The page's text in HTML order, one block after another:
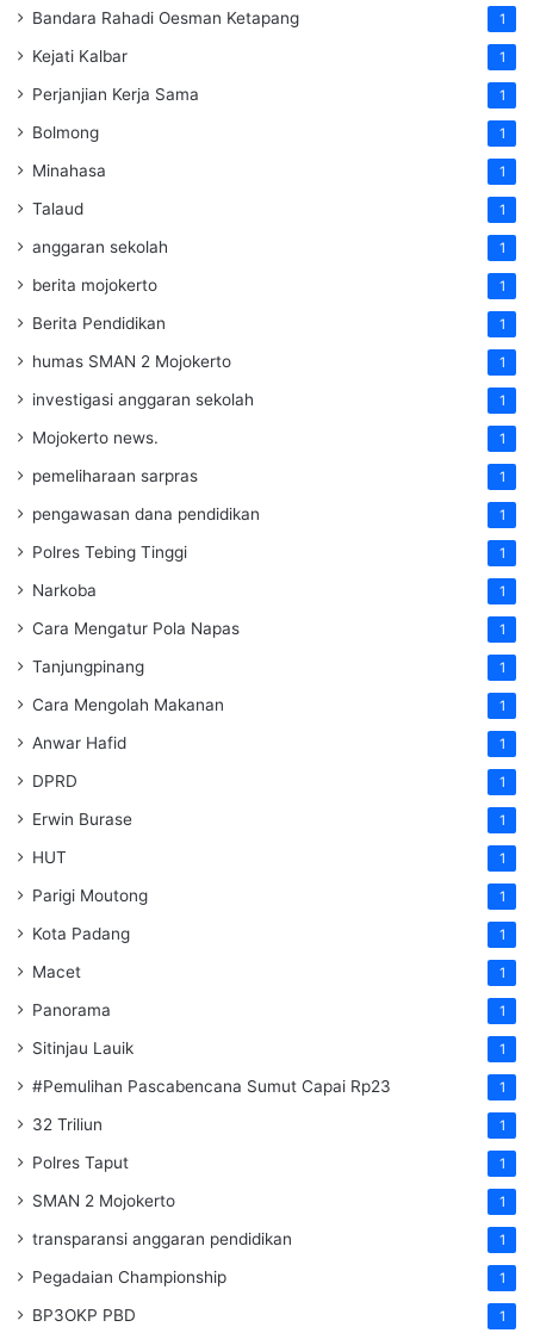
Bandara Rahadi Oesman Ketapang 1
Kejati Kalbar 1
Perjanjian Kerja Sama 1
Bolmong 1
Minahasa 1
Talaud 1
anggaran sekolah 1
berita mojokerto 1
Berita Pendidikan 1
humas SMAN 2 Mojokerto 1
investigasi anggaran sekolah 1
Mojokerto news. 1
pemeliharaan sarpras 1
pengawasan dana pendidikan 1
Polres Tebing Tinggi 1
Narkoba 1
Cara Mengatur Pola Napas 1
Tanjungpinang 1
Cara Mengolah Makanan 1
Anwar Hafid 1
DPRD 1
Erwin Burase 1
HUT 1
Parigi Moutong 1
Kota Padang 1
Macet 1
Panorama 1
Sitinjau Lauik 1
#Pemulihan Pascabencana Sumut Capai Rp23 1
32 Triliun 1
Polres Taput 1
SMAN 2 Mojokerto 1
transparansi anggaran pendidikan 1
Pegadaian Championship 1
BP3OKP PBD 1